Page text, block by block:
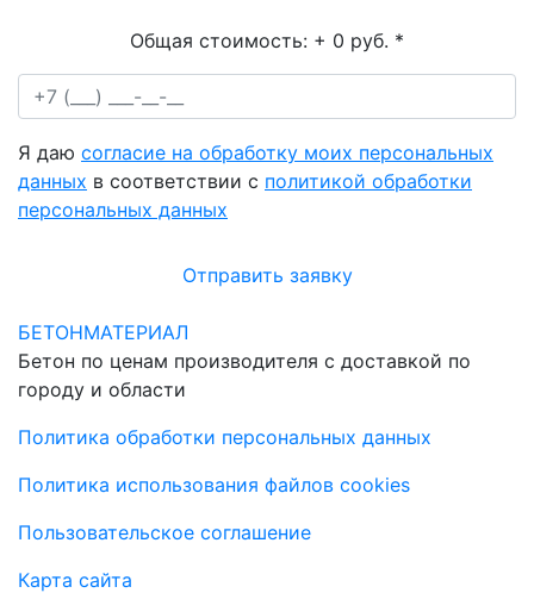
Общая стоимость: + 0 руб. *
Я даю согласие на обработку моих персональных
данных в соответствии с политикой обработки
персональных данных
Отправить заявку
БЕТОНМАТЕРИАЛ
Бетон по ценам производителя с доставкой по
городу и области
Политика обработки персональных данных
Политика использования файлов cookies
Пользовательское соглашение
Карта сайта